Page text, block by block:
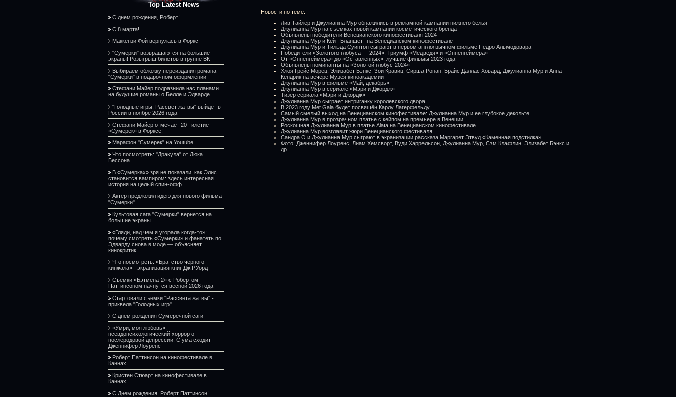
Top Latest News
С днем рождения, Роберт!
С 8 марта!
Маккензи Фой вернулась в Форкс
"Сумерки" возвращаются на большие
экраны! Розыгрыш билетов в группе ВК
Выбираем обложку переиздания романа
"Сумерки" в подарочном оформлении
Стефани Майер подразнила нас планами
на будущие романы о Белле и Эдварде
"Голодные игры: Рассвет жатвы" выйдет в
России в ноябре 2026 года
Стефани Майер отмечает 20-тилетие
«Сумерек» в Форксе!
Марафон "Сумерек" на Youtube
Что посмотреть: "Дракула" от Люка
Бессона
В «Сумерках» зря не показали, как Элис
становится вампиром: здесь интересная
история на целый спин-офф
Актер предложил идею для нового фильма
"Сумерки"
Культовая сага "Сумерки" вернется на
большие экраны
«Гляди, над чем я угорала когда-то»:
почему смотреть «Сумерки» и фанатеть по
Эдварду снова в моде — объясняет
кинокритик
Что посмотреть: «Братство черного
кинжала» - экранизация книг Дж.Р.Уорд
Съемки «Бэтмена-2» с Робертом
Паттинсоном начнутся весной 2026 года
Стартовали съемки "Рассвета жатвы" -
приквела "Голодных игр"
С днем рождения Сумеречной саги
«Умри, моя любовь»:
псевдопсихологический хоррор о
послеродовой депрессии. С ума сходит
Дженнифер Лоуренс
Роберт Паттинсон на кинофестивале в
Каннах
Кристен Стюарт на кинофестивале в
Каннах
С Днем рождения, Роберт Паттинсон!
Новости по теме:
Лив Тайлер и Джулианна Мур обнажились в рекламной кампании нижнего белья
Джулианна Мур на съемках новой кампании косметического бренда
Объявлены победители Венецианского кинофестиваля 2024
Джулианна Мур и Кейт Бланшетт на Венецианском кинофестивале
Джулианна Мур и Тильда Суинтон сыграют в первом англоязычном фильме Педро Альмодовара
Победители «Золотого глобуса — 2024». Триумф «Медведя» и «Оппенгеймера»
От «Оппенгеймера» до «Оставленных»: лучшие фильмы 2023 года
Объявлены номинанты на «Золотой глобус-2024»
Хлоя Грейс Морец, Элизабет Бэнкс, Зои Кравиц, Сирша Ронан, Брайс Даллас Ховард, Джулианна Мур и Анна
Кендрик на вечере Музея киноакадемии
Джулианна Мур в фильме «Май, декабрь»
Джулианна Мур в сериале «Мэри и Джордж»
Тизер сериала «Мэри и Джордж»
Джулианна Мур сыграет интриганку королевского двора
В 2023 году Met Gala будет посвящён Карлу Лагерфельду
Самый смелый выход на Венецианском кинофестивале: Джулианна Мур и ее глубокое декольте
Джулианна Мур в прозрачном платье с кейпом на премьере в Венеции
Роскошная Джулианна Мур в платье Alaïa на Венецианском кинофестивале
Джулианна Мур возглавит жюри Венецианского фестиваля
Сандра О и Джулианна Мур сыграют в экранизации рассказа Маргарет Этвуд «Каменная подстилка»
Фото: Дженнифер Лоуренс, Лиам Хемсворт, Вуди Харрельсон, Джулианна Мур, Сэм Клафлин, Элизабет Бэнкс и
др.